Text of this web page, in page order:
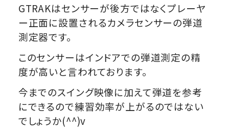
GTRAKはセンサーが後方ではなくプレーヤ
ー正面に設置されるカメラセンサーの弾道
測定器です。
このセンサーはインドアでの弾道測定の精
度が高いと言われております。
今までのスイング映像に加えて弾道を参考
にできるので練習効率が上がるのではない
でしょうか(^^)v